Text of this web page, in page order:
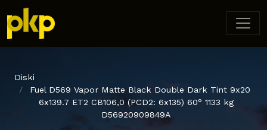
Diski
Fuel D569 Vapor Matte Black Double Dark Tint 9x20
6x139.7 ET2 CB106,0 (PCD2: 6x135) 60° 1133 kg
D56920909849A